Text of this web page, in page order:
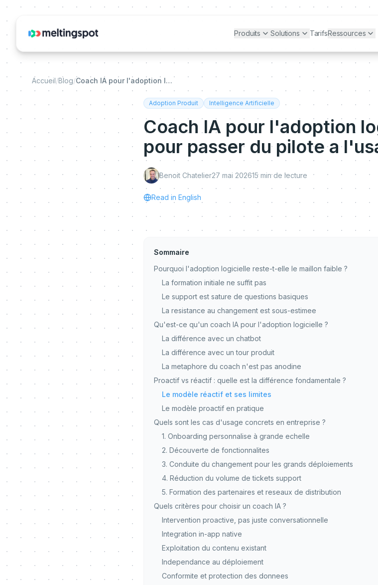
Produits Solutions TarifsRessources
Accueil/Blog/ Coach IA pour l'adoption logicielle : le guide pour passer du pilote a l'usage reel
Adoption Produit Intelligence Artificielle
Coach IA pour l'adoption
pour passer du pilote a
Benoit Chatelier27 mai 202615 min de lecture
Read in English
Sommaire
Pourquoi l'adoption logicielle reste-t-elle le maillon faible ?
La formation initiale ne suffit pas
Le support est sature de questions basiques
La resistance au changement est sous-estimee
Qu'est-ce qu'un coach IA pour l'adoption logicielle ?
La différence avec un chatbot
La différence avec un tour produit
La metaphore du coach n'est pas anodine
Proactif vs réactif : quelle est la différence fondamentale ?
Le modèle réactif et ses limites
Le modèle proactif en pratique
Quels sont les cas d'usage concrets en entreprise ?
1. Onboarding personnalise à grande echelle
2. Découverte de fonctionnalites
3. Conduite du changement pour les grands déploiements
4. Réduction du volume de tickets support
5. Formation des partenaires et reseaux de distribution
Quels critères pour choisir un coach IA ?
Intervention proactive, pas juste conversationnelle
Integration in-app native
Exploitation du contenu existant
Independance au déploiement
Conformite et protection des donnees